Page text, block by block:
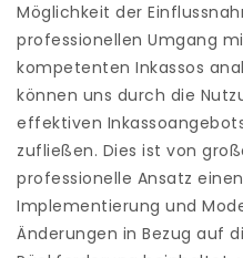
Möglichkeit der
professionellen Umgang
kompetenten Inkassos
können uns durch die
effektiven
zufließen. Dies ist von
professionelle Ansatz
Implementierung und
Änderungen in Bezug auf